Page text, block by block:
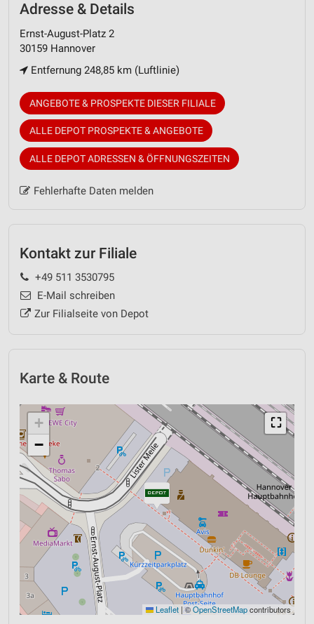
Adresse & Details
Ernst-August-Platz 2
30159 Hannover
Entfernung 248,85 km (Luftlinie)
ANGEBOTE & PROSPEKTE DIESER FILIALE
ALLE DEPOT PROSPEKTE & ANGEBOTE
ALLE DEPOT ADRESSEN & ÖFFNUNGSZEITEN
Fehlerhafte Daten melden
Kontakt zur Filiale
+49 511 3530795
E-Mail schreiben
Zur Filialseite von Depot
Karte & Route
⛶
+
−
Leaflet |©OpenStreetMapcontributors